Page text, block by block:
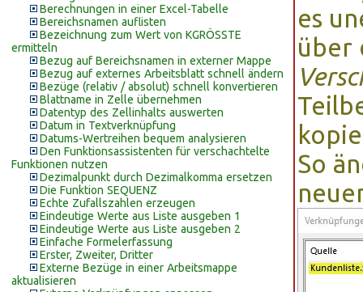
Berechnungen in einer Excel-Tabelle
Bereichsnamen auflisten
Bezeichnung zum Wert von KGRÖSSTE
ermitteln
Bezug auf Bereichsnamen in externer Mappe
Bezug auf externes Arbeitsblatt schnell ändern
Bezüge (relativ / absolut) schnell konvertieren
Blattname in Zelle übernehmen
Datentyp des Zellinhalts auswerten
Datum in Textverknüpfung
Datums-Wertreihen bequem analysieren
Den Funktionsassistenten für verschachtelte
Funktionen nutzen
Dezimalpunkt durch Dezimalkomma ersetzen
Die Funktion SEQUENZ
Echte Zufallszahlen erzeugen
Eindeutige Werte aus Liste ausgeben 1
Eindeutige Werte aus Liste ausgeben 2
Einfache Formelerfassung
Erster, Zweiter, Dritter
Externe Bezüge in einer Arbeitsmappe
aktualisieren
es
über
So